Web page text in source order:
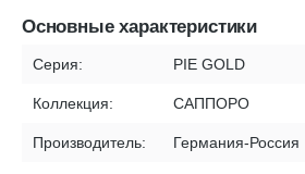
Основные характеристики
Серия: PIE GOLD
Коллекция: САППОРО
Производитель: Германия-Россия